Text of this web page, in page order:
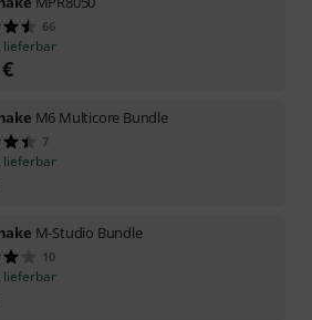
66
lieferbar
€
M6 Multicore Bundle
7
lieferbar
M-Studio Bundle
10
lieferbar